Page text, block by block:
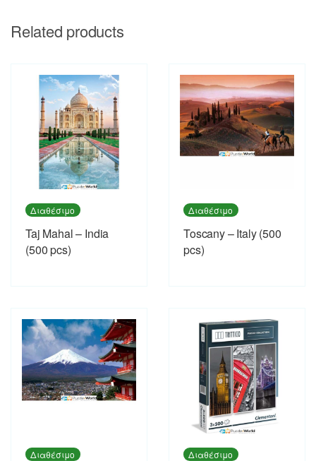
Related products
Διαθέσιμο
Taj Mahal – India
(500 pcs)
Διαθέσιμο
Toscany – Italy (500
pcs)
Διαθέσιμο Διαθέσιμο